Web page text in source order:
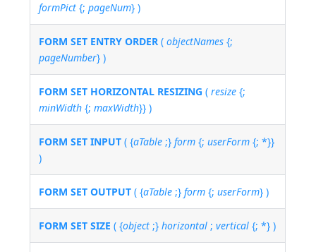
formPict {;pageNum} )
FORM SET ENTRY ORDER (objectNames {;
pageNumber} )
FORM SET HORIZONTAL RESIZING (resize {;
minWidth {;maxWidth}} )
FORM SET INPUT ( {aTable ;}form {;userForm {; *}}
)
FORM SET OUTPUT ( {aTable ;}form {;userForm} )
FORM SET SIZE ( {object ;}horizontal ;vertical {; *} )